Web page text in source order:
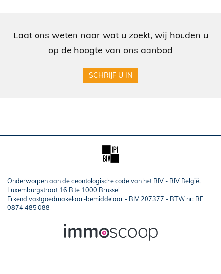
Laat ons weten naar wat u zoekt, wij houden u
op de hoogte van ons aanbod
SCHRIJF U IN
Onderworpen aan dedeontologische code van het BIV - BIV België,
Luxemburgstraat 16 B te 1000 Brussel
Erkend vastgoedmakelaar-bemiddelaar - BIV 207377 - BTW nr: BE
0874 485 088